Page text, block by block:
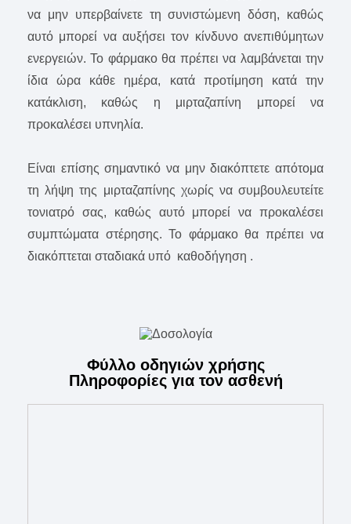
να μην υπερβαίνετε τη συνιστώμενη δόση, καθώς
αυτό μπορεί να αυξήσει τον κίνδυνο ανεπιθύμητων
ενεργειών. Το φάρμακο θα πρέπει να λαμβάνεται την
ίδια ώρα κάθε ημέρα, κατά προτίμηση κατά την
κατάκλιση, καθώς η μιρταζαπίνη μπορεί να
προκαλέσει υπνηλία.
Είναι επίσης σημαντικό να μην διακόπτετε απότομα
τη λήψη της μιρταζαπίνης χωρίς να συμβουλευτείτε
τονιατρό σας, καθώς αυτό μπορεί να προκαλέσει
συμπτώματα στέρησης. Το φάρμακο θα πρέπει να
διακόπτεται σταδιακά υπό καθοδήγηση .
Φύλλο οδηγιών χρήσης
Πληροφορίες για τον ασθενή